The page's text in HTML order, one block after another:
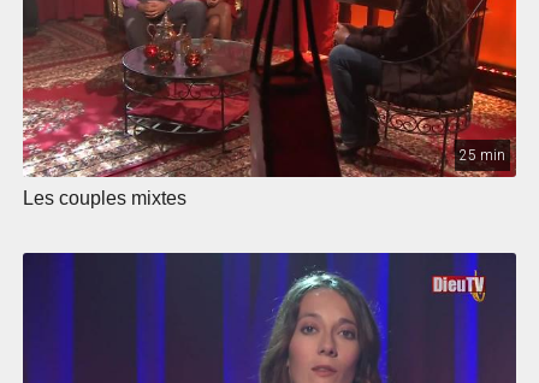
25 min
Les couples mixtes